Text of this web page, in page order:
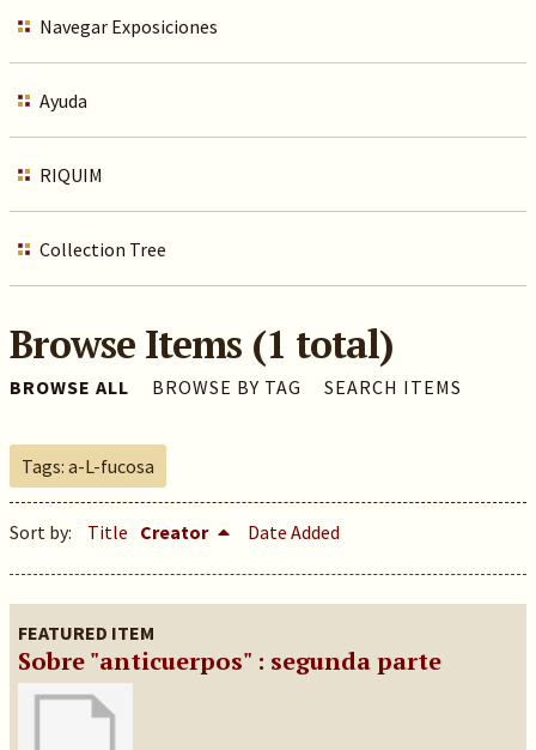
Navegar Exposiciones
Ayuda
RIQUIM
Collection Tree
Browse Items (1 total)
BROWSE ALL BROWSE BY TAG SEARCH ITEMS
Tags: a-L-fucosa
Sort by: Title Creator Date Added
FEATURED ITEM
Sobre "anticuerpos" : segunda parte